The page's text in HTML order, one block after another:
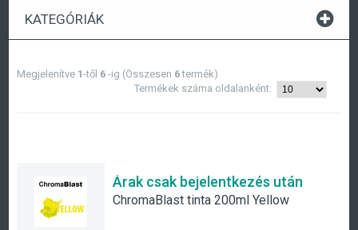
KATEGÓRIÁK
Megjelenítve 1-től 6-ig (Összesen 6termék)
Termékek száma oldalanként:
Árak csak bejelentkezés után
ChromaBlast tinta 200ml Yellow